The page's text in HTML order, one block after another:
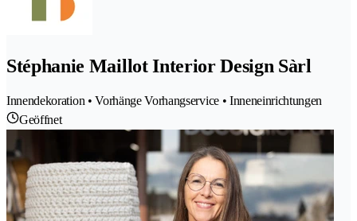
Stéphanie Maillot Interior Design Sàrl
Innendekoration • Vorhänge Vorhangservice • Inneneinrichtungen
Geöffnet